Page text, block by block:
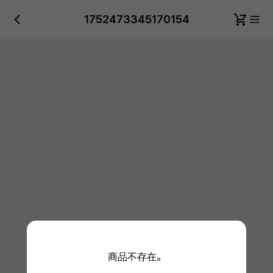
1752473345170154
商品不存在。